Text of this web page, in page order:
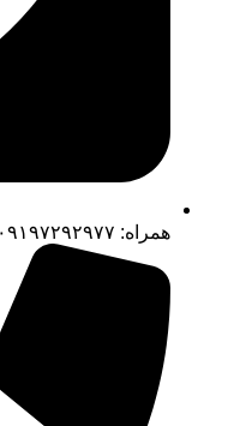
همراه: ۰۹۱۹۷۲۹۲۹۷۷ – ۰۹۱۹۷۲۹۲۹۷۶